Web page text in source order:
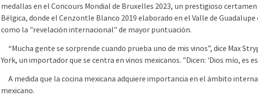
medallas en el Concours Mondial de Bruxelles 2023, un prestigioso
Bélgica, donde el Cenzontle Blanco 2019 elaborado en el Valle de
como la "revelación internacional" de mayor puntuación.
“Mucha gente se sorprende cuando prueba uno de mis vinos”, dice Max
York, un importador que se centra en vinos mexicanos. "Dicen: 'Dios mío, es
A medida que la cocina mexicana adquiere importancia en el ámbito
mexicano.